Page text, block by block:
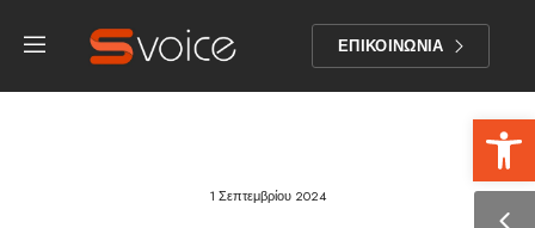
ΕΠΙΚΟΙΝΩΝΙΑ
1 Σεπτεμβρίου 2024